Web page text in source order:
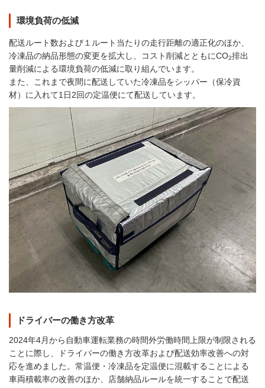
環境負荷の低減
配送ルート数および１ルート当たりの走行距離の適正化のほか、
冷凍品の納品形態の変更を拡大し、コスト削減とともにCO2排出
量削減による環境負荷の低減に取り組んでいます。
また、これまで夜間に配送していた冷凍品をシッパー（保冷資
材）に入れて1日2回の定温便にて配送しています。
ドライバーの働き方改革
2024年4月から自動車運転業務の時間外労働時間上限が制限される
ことに際し、ドライバーの働き方改革および配送効率改善への対
応を進めました。常温便・冷凍品を定温便に混載することによる
車両積載率の改善のほか、店舗納品ルールを統一することで配送